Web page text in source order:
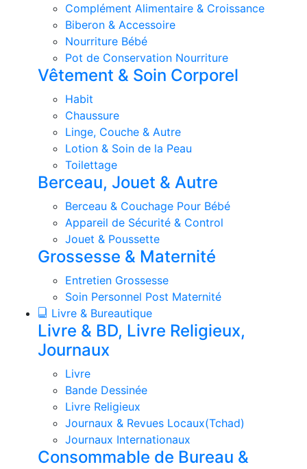
Complément Alimentaire & Croissance
Biberon & Accessoire
Nourriture Bébé
Pot de Conservation Nourriture
Vêtement & Soin Corporel
Habit
Chaussure
Linge, Couche & Autre
Lotion & Soin de la Peau
Toilettage
Berceau, Jouet & Autre
Berceau & Couchage Pour Bébé
Appareil de Sécurité & Control
Jouet & Poussette
Grossesse & Maternité
Entretien Grossesse
Soin Personnel Post Maternité
Livre & Bureautique
Livre & BD, Livre Religieux,
Journaux
Livre
Bande Dessinée
Livre Religieux
Journaux & Revues Locaux(Tchad)
Journaux Internationaux
Consommable de Bureau &